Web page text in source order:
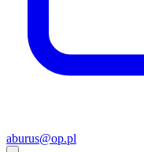
aburus@op.pl